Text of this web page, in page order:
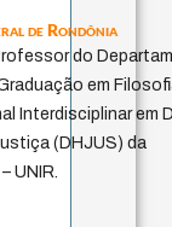
de Rondônia
do
em
Interdisciplinar em
(DHJUS) da
UNIR.